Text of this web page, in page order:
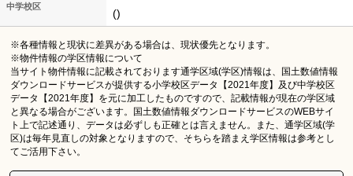
中学校区
()
※各種情報と現状に差異がある場合は、現状優先となります。
※物件情報の学区情報について
当サイト物件情報に記載されております通学区域(学区)情報は、国土数値情報
ダウンロードサービスが提供する小学校区データ【2021年度】及び中学校区
データ【2021年度】を元に加工したものですので、記載情報が現在の学区域
と異なる場合がございます。国土数値情報ダウンロードサービスのWEBサイ
ト上で記述通り、データは必ずしも正確とは言えません。また、通学区域(学
区)は毎年見直しの対象となりますので、そちらを踏まえ学区情報は参考とし
てご活用下さい。